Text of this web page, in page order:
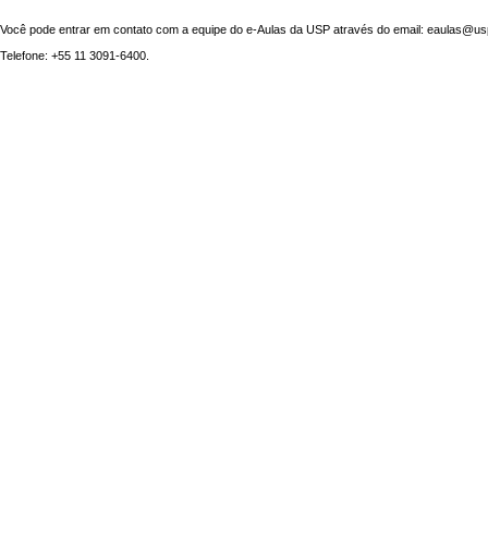
Você pode entrar em contato com a equipe do e-Aulas da USP através do email:
Telefone: +55 11 3091-6400.